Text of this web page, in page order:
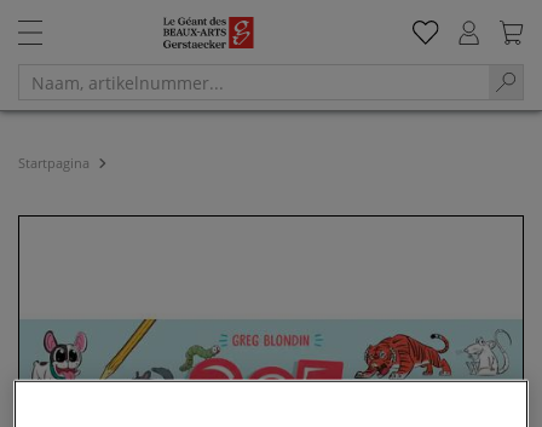
Startpagina